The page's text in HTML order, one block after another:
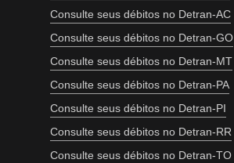
Consulte seus débitos no Detran-AC
Consulte seus débitos no Detran-GO
Consulte seus débitos no Detran-MT
Consulte seus débitos no Detran-PA
Consulte seus débitos no Detran-PI
Consulte seus débitos no Detran-RR
Consulte seus débitos no Detran-TO